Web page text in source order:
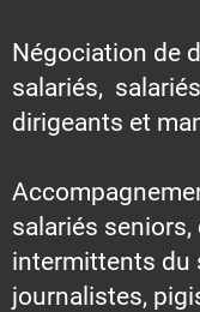
Négociation de
salariés,
dirigeants et
salariés
intermittents du
journalistes,